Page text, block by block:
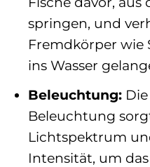
springen, und
Fremdkörper wie
ins Wasser
Beleuchtung:Die
Beleuchtung
Lichtspektrum
Intensität, um